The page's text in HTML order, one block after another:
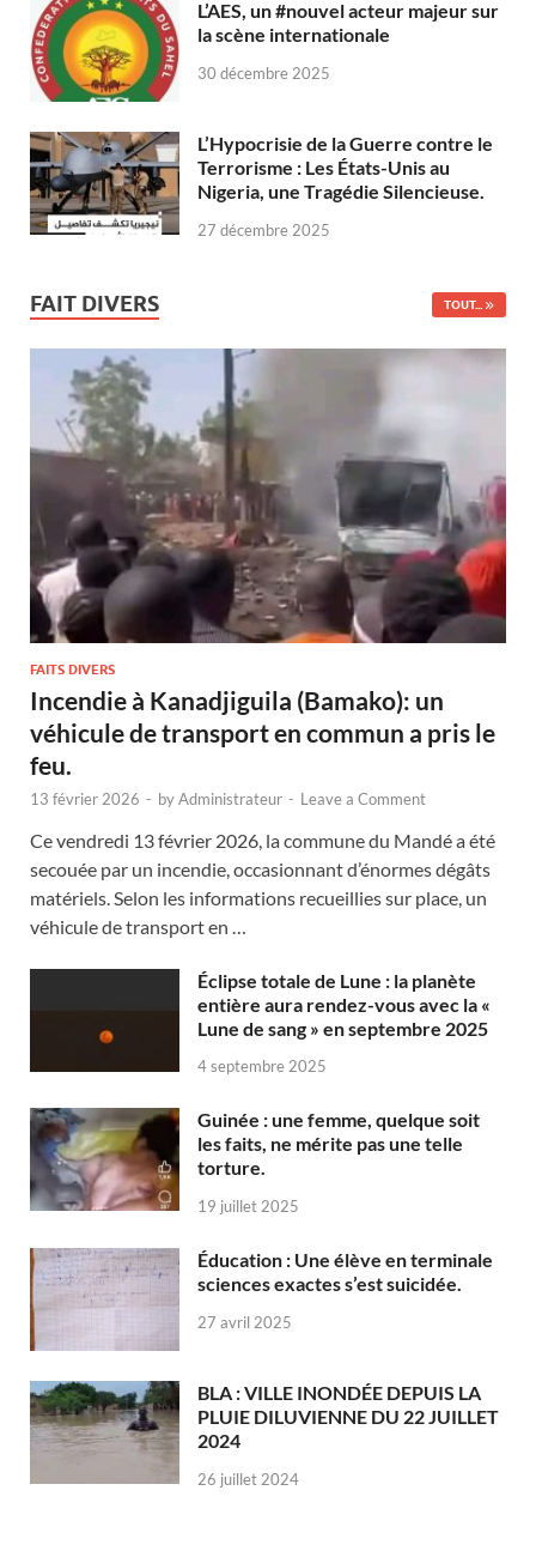
L’AES, un #nouvel acteur majeur sur
la scène internationale
30 décembre 2025
L’Hypocrisie de la Guerre contre le
Terrorisme : Les États-Unis au
Nigeria, une Tragédie Silencieuse.
27 décembre 2025
FAIT DIVERS TOUT...
FAITS DIVERS
Incendie à Kanadjiguila (Bamako): un
véhicule de transport en commun a pris le
feu.
13 février 2026 - byAdministrateur - Leave a Comment
Ce vendredi 13 février 2026, la commune du Mandé a été
secouée par un incendie, occasionnant d’énormes dégâts
matériels. Selon les informations recueillies sur place, un
véhicule de transport en …
Éclipse totale de Lune : la planète
entière aura rendez-vous avec la «
Lune de sang » en septembre 2025
4 septembre 2025
Guinée : une femme, quelque soit
les faits, ne mérite pas une telle
torture.
19 juillet 2025
Éducation : Une élève en terminale
sciences exactes s’est suicidée.
27 avril 2025
BLA : VILLE INONDÉE DEPUIS LA
PLUIE DILUVIENNE DU 22 JUILLET
2024
26 juillet 2024